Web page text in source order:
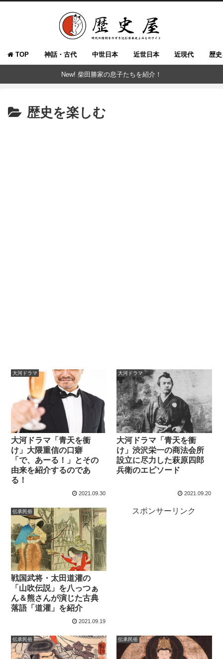
TOP 神話・古代 中世日本 近世日本 近現代 歴
New! 柴田勝家の息子たちを紹介！
歴史を楽しむ
大河ドラマ
大河ドラマ「青天を衝
け」大隈重信の口癖
「で、あーる！」とその
由来を紹介するのであ
る！
2021.09.30
大河ドラマ
大河ドラマ「青天を衝
け」渋沢栄一の商法会所
設立に尽力した萩原四郎
兵衛のエピソード
2021.09.20
伝承民俗
戦国武将・太田道灌の
「山吹伝説」を八っつぁ
ん＆熊さんが演じた古典
落語「道灌」を紹介
2021.09.19
スポンサーリンク
伝承民俗 伝承民俗